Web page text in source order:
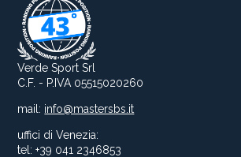
Verde Sport Srl
C.F. - P.IVA 05515020260
mail: info@mastersbs.it
uffici di Venezia:
tel: +39 041 2346853